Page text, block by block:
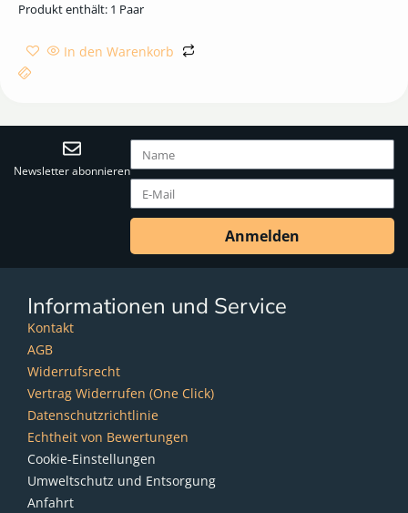
Produkt enthält: 1 Paar
In den Warenkorb
Newsletter abonnieren
Anmelden
Informationen und Service
Kontakt
AGB
Widerrufsrecht
Vertrag Widerrufen (One Click)
Datenschutzrichtlinie
Echtheit von Bewertungen
Cookie-Einstellungen
Umweltschutz und Entsorgung
Anfahrt